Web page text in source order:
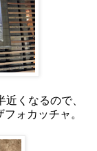
くなるので、
ォカッチャ。